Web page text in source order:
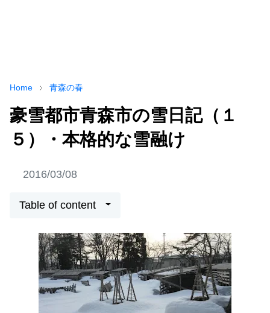
Home 青森の春
豪雪都市青森市の雪日記（１
５）・本格的な雪融け
2016/03/08
Table of content